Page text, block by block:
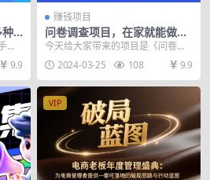
入
9.9
赚钱项目
问卷调查项目，在家就能做，
小白轻松上手，不需要经验，
单号日均100-300…
今天给大家带来的项目是《问卷调
查项目，在家就能做，小白轻松上
手，不需要经验，单号...
2024-03-25 108 9.9
VIP